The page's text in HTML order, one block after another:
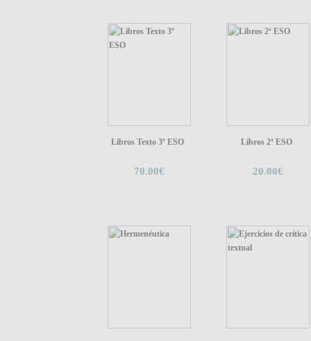
Libros Texto 3º ESO
70.00€
Libros 2ª ESO
20.00€